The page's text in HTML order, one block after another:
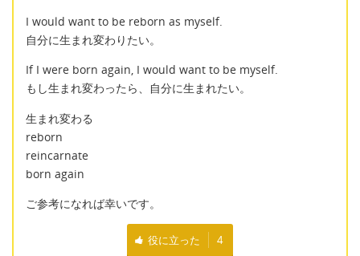
I would want to be reborn as myself.
自分に生まれ変わりたい。
If I were born again, I would want to be myself.
もし生まれ変わったら、自分に生まれたい。
生まれ変わる
reborn
reincarnate
born again
ご参考になれば幸いです。
役に立った 4